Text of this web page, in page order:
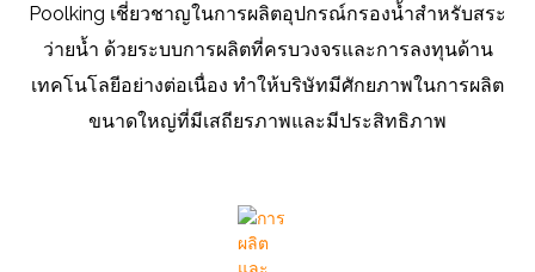
Poolking เชี่ยวชาญในการผลิตอุปกรณ์กรองน้ำสำหรับสระ
ว่ายน้ำ ด้วยระบบการผลิตที่ครบวงจรและการลงทุนด้าน
เทคโนโลยีอย่างต่อเนื่อง ทำให้บริษัทมีศักยภาพในการผลิต
ขนาดใหญ่ที่มีเสถียรภาพและมีประสิทธิภาพ